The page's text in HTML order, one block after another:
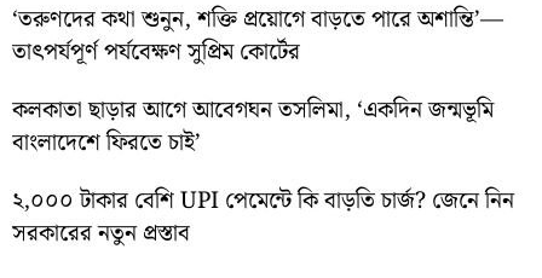
‘তরুণদের কথা শুনুন, শক্তি প্রয়োগে বাড়তে পারে অশান্তি’—
তাৎপর্যপূর্ণ পর্যবেক্ষণ সুপ্রিম কোর্টের
কলকাতা ছাড়ার আগে আবেগঘন তসলিমা, ‘একদিন জন্মভূমি
বাংলাদেশে ফিরতে চাই’
২,০০০ টাকার বেশি UPI পেমেন্টে কি বাড়তি চার্জ? জেনে নিন
সরকারের নতুন প্রস্তাব